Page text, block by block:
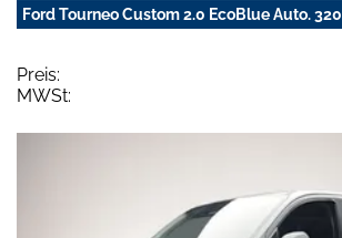
Ford Tourneo Custom 2.0 EcoBlue Auto.
Preis:
MWSt: